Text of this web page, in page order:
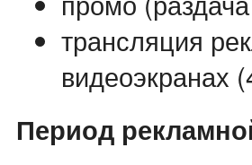
трансляция
видеоэкранах
Период